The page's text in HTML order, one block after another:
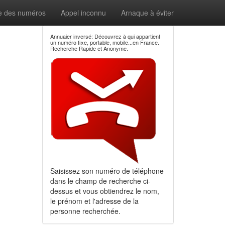
des numéros Appel inconnu Arnaque à éviter
Annuaier inversé: Découvrez à qui appartient
un numéro fixe, portable, mobile...en France.
Recherche Rapide et Anonyme.
Saisissez son numéro de téléphone
dans le champ de recherche ci-
dessus et vous obtiendrez le nom,
le prénom et l'adresse de la
personne recherchée.